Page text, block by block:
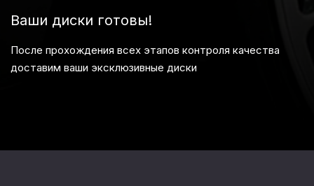
Ваши диски готовы!
После прохождения всех этапов контроля качества
доставим ваши эксклюзивные диски